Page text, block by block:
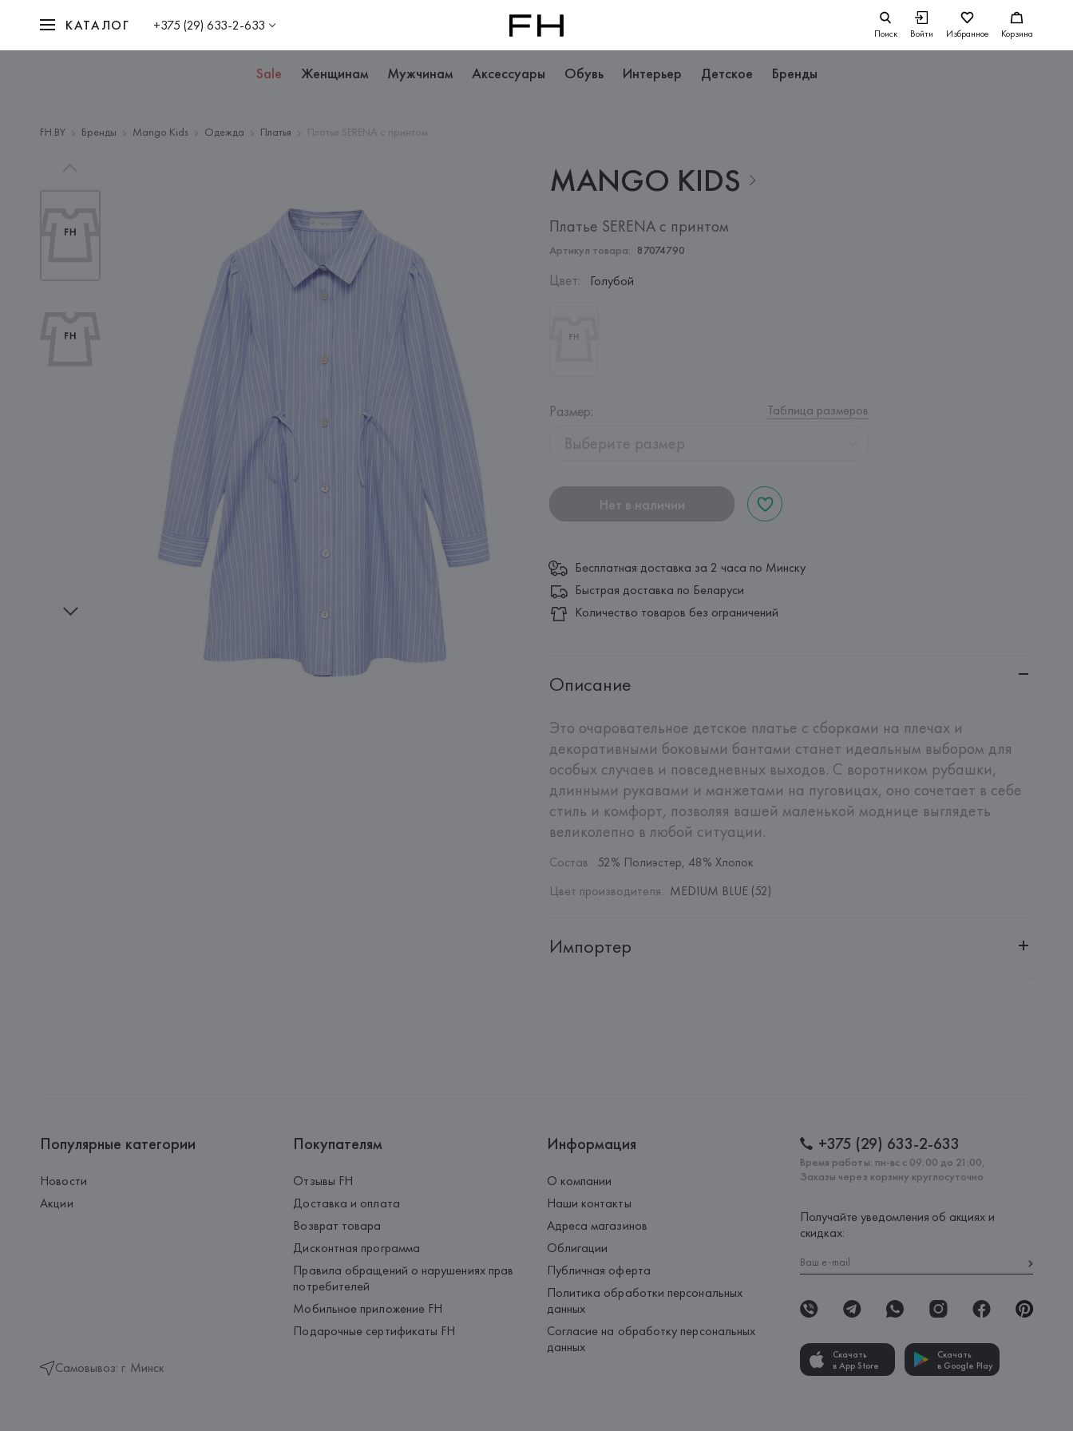
КАТАЛОГ +375 (29) 633-2-633 Поиск Войти Избранное Корзина
Sale Женщинам Мужчинам Аксессуары Обувь Интерьер Детское Бренды
FH.BY Бренды Mango Kids Одежда Платья Платье SERENA с принтом
MANGO KIDS
Платье SERENA с принтом
Артикул товара: 87074790
Цвет: Голубой
Размер: Таблица размеров
Выберите размер
Нет в наличии
Бесплатная доставка за 2 часа по Минску
Быстрая доставка по Беларуси
Количество товаров без ограничений
Описание
Это очаровательное детское платье с сборками на плечах и
декоративными боковыми бантами станет идеальным выбором для
особых случаев и повседневных выходов. С воротником рубашки,
длинными рукавами и манжетами на пуговицах, оно сочетает в себе
стиль и комфорт, позволяя вашей маленькой моднице выглядеть
великолепно в любой ситуации.
Состав: 52% Полиэстер, 48% Хлопок
Цвет производителя: MEDIUM BLUE (52)
Импортер
Популярные категории
Новости
Акции
Самовывоз: г. Минск
Покупателям
Отзывы FH
Доставка и оплата
Возврат товара
Дисконтная программа
Правила обращений о нарушениях прав
потребителей
Мобильное приложение FH
Подарочные сертификаты FH
Информация
О компании
Наши контакты
Адреса магазинов
Облигации
Публичная оферта
Политика обработки персональных
данных
Согласие на обработку персональных
данных
+375 (29) 633-2-633
Время работы: пн-вс с 09:00 до 21:00,
Заказы через корзину круглосуточно
Получайте уведомления об акциях и
скидках:
Скачать
в App Store
Скачать
в Google Play